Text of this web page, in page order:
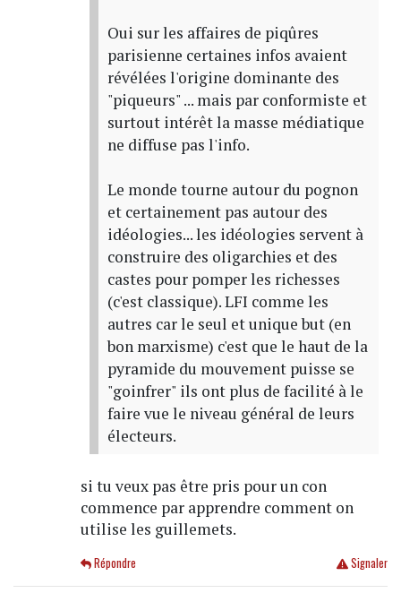
Oui sur les affaires de piqûres
parisienne certaines infos avaient
révélées l'origine dominante des
"piqueurs" ... mais par conformiste et
surtout intérêt la masse médiatique
ne diffuse pas l'info.
Le monde tourne autour du pognon
et certainement pas autour des
idéologies... les idéologies servent à
construire des oligarchies et des
castes pour pomper les richesses
(c'est classique). LFI comme les
autres car le seul et unique but (en
bon marxisme) c'est que le haut de la
pyramide du mouvement puisse se
"goinfrer" ils ont plus de facilité à le
faire vue le niveau général de leurs
électeurs.
si tu veux pas être pris pour un con
commence par apprendre comment on
utilise les guillemets.
Signaler
Répondre